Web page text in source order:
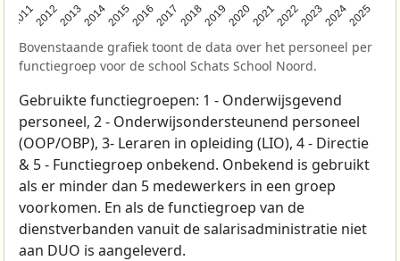
201120122013201420152016201720182019202020212022202320242025
Bovenstaande grafiek toont de data over het personeel per
functiegroep voor de school Schats School Noord.
Gebruikte functiegroepen: 1 - Onderwijsgevend
personeel, 2 - Onderwijsondersteunend personeel
(OOP/OBP), 3- Leraren in opleiding (LIO), 4 - Directie
& 5 - Functiegroep onbekend. Onbekend is gebruikt
als er minder dan 5 medewerkers in een groep
voorkomen. En als de functiegroep van de
dienstverbanden vanuit de salarisadministratie niet
aan DUO is aangeleverd.